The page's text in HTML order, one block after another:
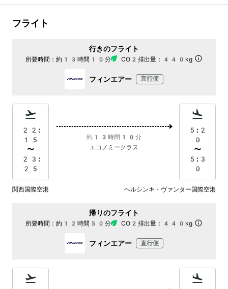
フライト
行きのフライト
所要時間： 約13時間10分 CO2排出量： 440kg
フィンエアー 直行便
22:
15
〜
23:
25
約13時間10分
エコノミークラス
5:2
0
〜
5:3
0
関西国際空港 ヘルシンキ・ヴァンター国際空港
帰りのフライト
所要時間： 約12時間50分 CO2排出量： 440kg
フィンエアー 直行便